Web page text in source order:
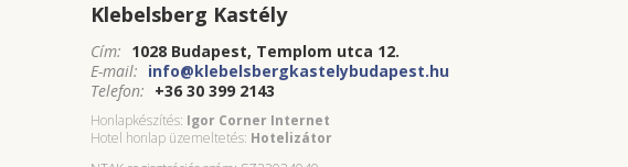
Klebelsberg Kastély
Cím: 1028 Budapest, Templom utca 12.
E-mail: info@klebelsbergkastelybudapest.hu
Telefon: +36 30 399 2143
Honlapkészítés: Igor Corner Internet
Hotel honlap üzemeltetés: Hotelizátor